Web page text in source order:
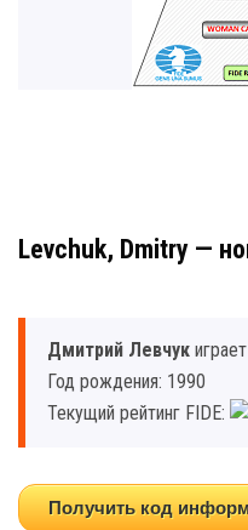
Levchuk, Dmitry —
Дмитрий Левчук
Год рождения: 1990
Текущий рейтинг FIDE:
Получить код